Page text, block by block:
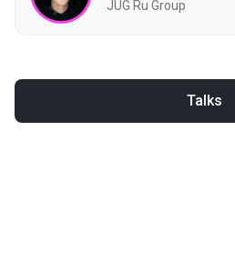
JUG Ru Group
Talks